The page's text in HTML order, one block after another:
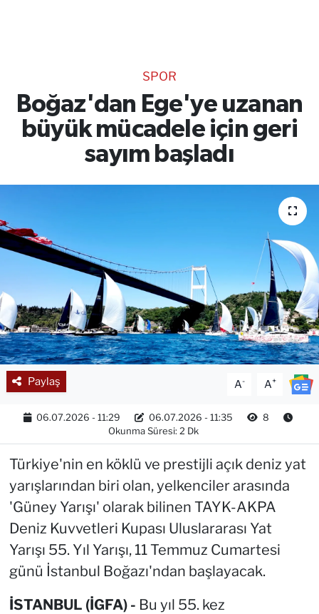
SPOR
Boğaz'dan Ege'ye uzanan
büyük mücadele için geri
sayım başladı
Paylaş A- A+
06.07.2026 - 11:29 06.07.2026 - 11:35
8
Okunma Süresi: 2 Dk
Türkiye'nin en köklü ve prestijli açık deniz yat
yarışlarından biri olan, yelkenciler arasında
'Güney Yarışı' olarak bilinen TAYK-AKPA
Deniz Kuvvetleri Kupası Uluslararası Yat
Yarışı 55. Yıl Yarışı, 11 Temmuz Cumartesi
günü İstanbul Boğazı'ndan başlayacak.
İSTANBUL (İGFA) - Bu yıl 55. kez
RESMİ İLANLAR
Gencsesfm Canlı Dinle